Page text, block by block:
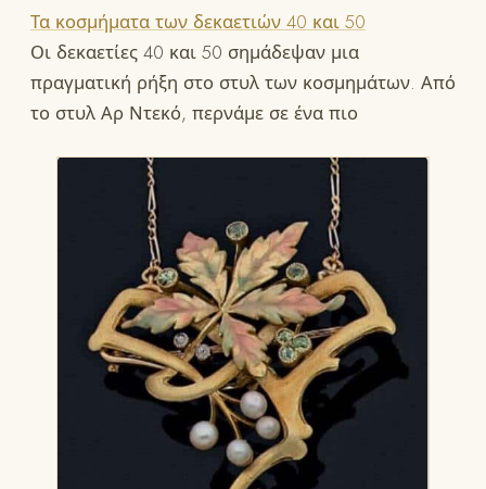
Τα κοσμήματα των δεκαετιών 40 και 50
Οι δεκαετίες 40 και 50 σημάδεψαν μια
πραγματική ρήξη στο στυλ των κοσμημάτων. Από
το στυλ Αρ Ντεκό, περνάμε σε ένα πιο